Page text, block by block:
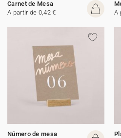
Carnet de Mesa
A partir de 0,42 €
A
Número de mesa